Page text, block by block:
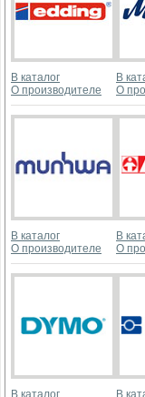
В каталог
О производителе
В
О
В каталог
О производителе
В
О
В каталог
В